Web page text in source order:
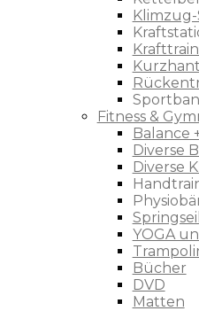
Fitness &
Balance
Diverse
Diverse
YOGA
Bücher
DVD
Matten